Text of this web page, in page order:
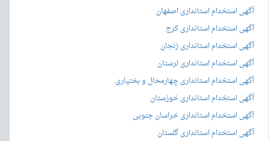
آگهی استخدام استانداری اصفهان
آگهی استخدام استانداری کرج
آگهی استخدام استانداری زنجان
آگهی استخدام استانداری لرستان
آگهی استخدام استانداری چهارمحال و بختیاری
آگهی استخدام استانداری خوزستان
آگهی استخدام استانداری خراسان جنوبی
آگهی استخدام استانداری گلستان